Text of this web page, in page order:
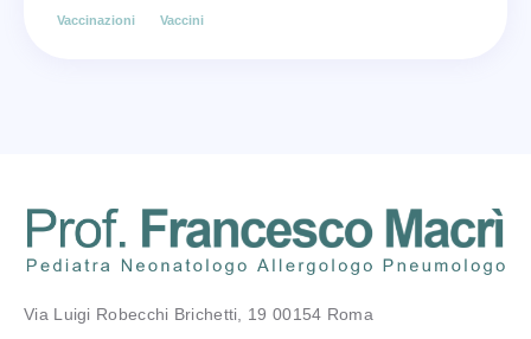
Vaccinazioni Vaccini
Via Luigi Robecchi Brichetti, 19 00154 Roma